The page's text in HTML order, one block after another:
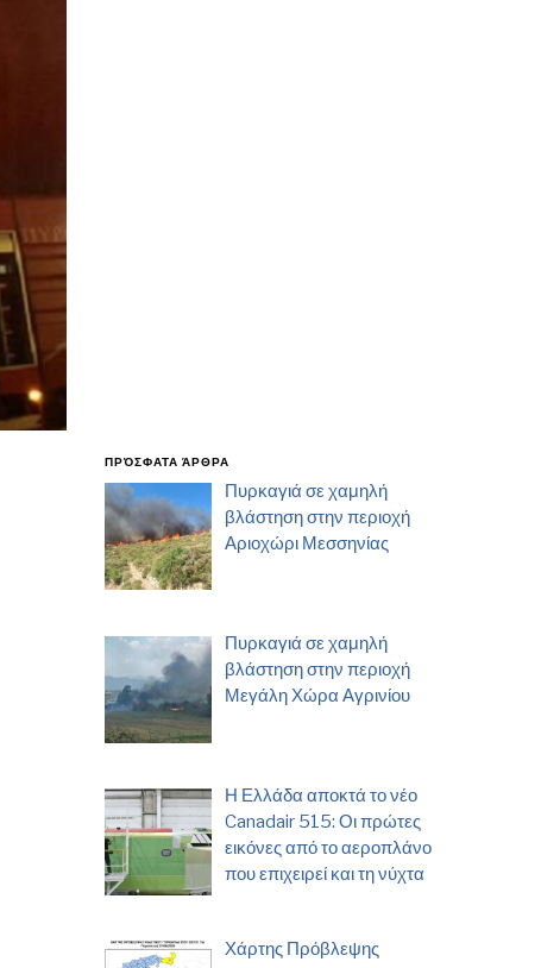
ΠΡΌΣΦΑΤΑ ΆΡΘΡΑ
Πυρκαγιά σε χαμηλή
βλάστηση στην περιοχή
Αριοχώρι Μεσσηνίας
Πυρκαγιά σε χαμηλή
βλάστηση στην περιοχή
Μεγάλη Χώρα Αγρινίου
Η Ελλάδα αποκτά το νέο
Canadair 515: Οι πρώτες
εικόνες από το αεροπλάνο
που επιχειρεί και τη νύχτα
Χάρτης Πρόβλεψης